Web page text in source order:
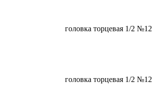
головка торцевая 1/2 №12
головка торцевая 1/2 №12